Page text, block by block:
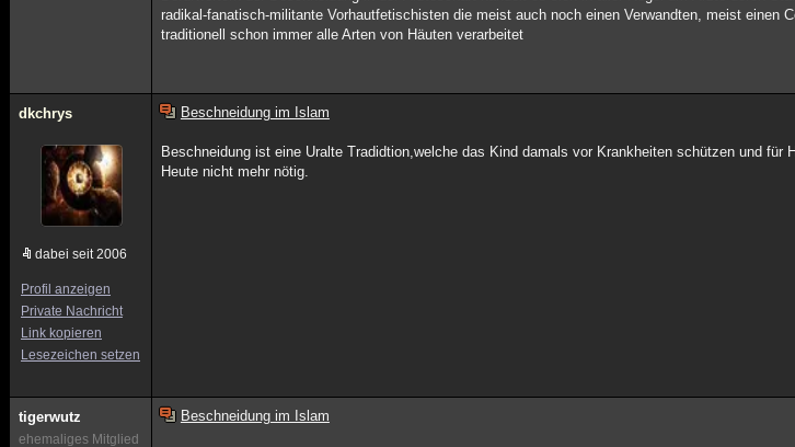
radikal-fanatisch-militante Vorhautfetischisten die meist auch noch einen Verwandten, meist einen
traditionell schon immer alle Arten von Häuten verarbeitet
dkchrys
dabei seit 2006
Profil anzeigen
Private Nachricht
Link kopieren
Lesezeichen setzen
Beschneidung im Islam
Beschneidung ist eine Uralte Tradidtion,welche das Kind damals vor Krankheiten schützen und für
Heute nicht mehr nötig.
tigerwutz
ehemaliges Mitglied
Beschneidung im Islam